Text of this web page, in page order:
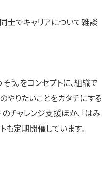
士でキャリアについて雑談
う。をコンセプトに、組織で
やりたいことをカタチにする
チャレンジ支援ほか、「はみ
も定期開催しています。